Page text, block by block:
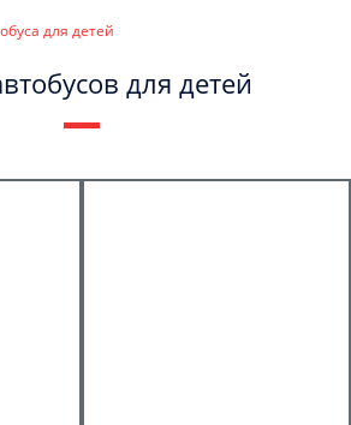
для детей
для детей
моих Персональных данных